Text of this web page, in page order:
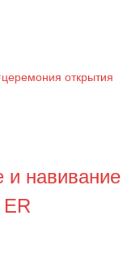
церемония открытия
и навивание